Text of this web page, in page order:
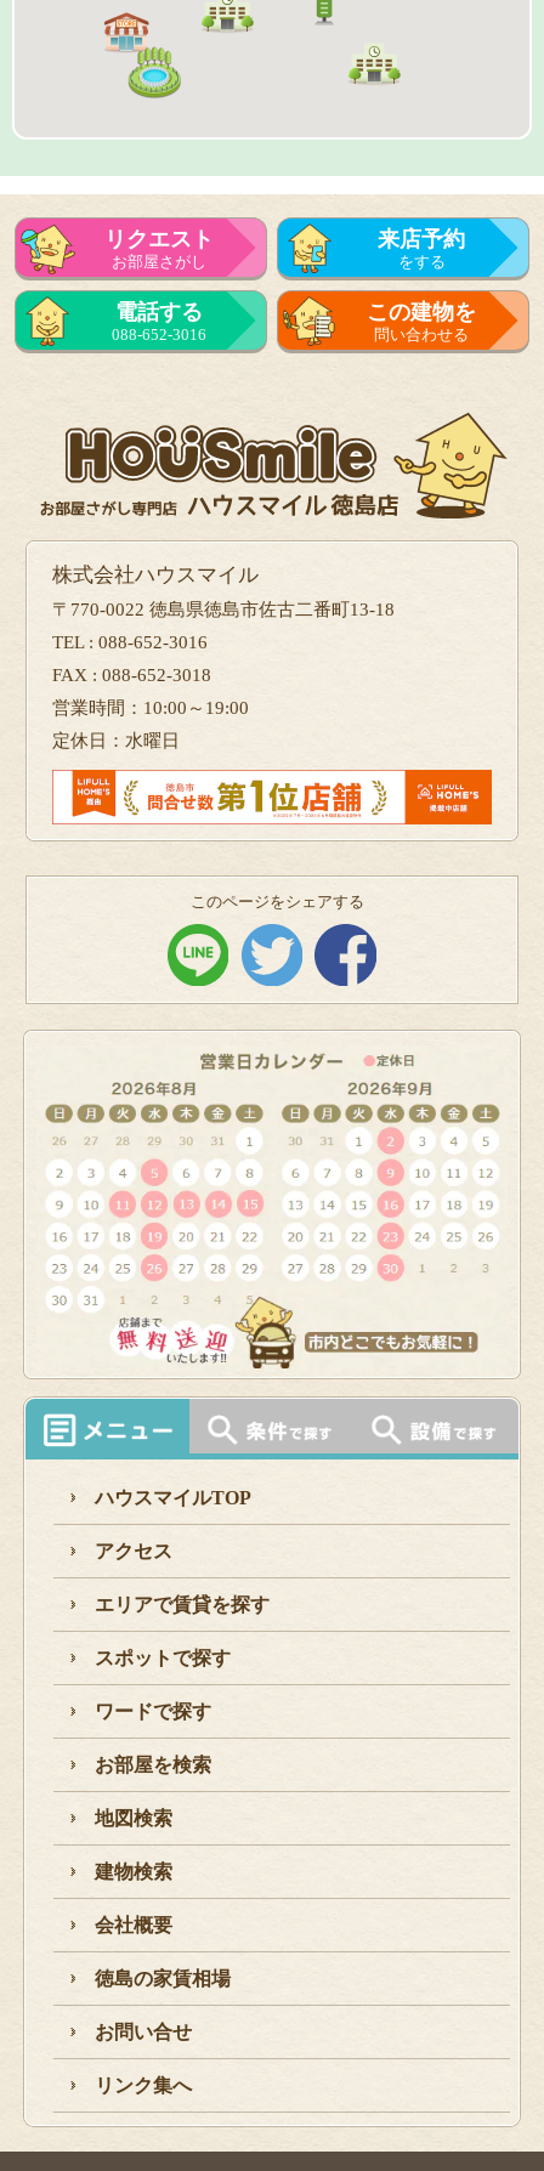
リクエスト
お部屋さがし
来店予約
をする
来店予約
をする
電話する
088-652-3016
この建物を
問い合わせる
株式会社ハウスマイル
〒770-0022 徳島県徳島市佐古二番町13-18
TEL : 088-652-3016
FAX : 088-652-3018
営業時間：10:00～19:00
定休日：水曜日
このページをシェアする
ハウスマイルTOP
アクセス
エリアで賃貸を探す
スポットで探す
ワードで探す
お部屋を検索
地図検索
建物検索
会社概要
徳島の家賃相場
お問い合せ
リンク集へ